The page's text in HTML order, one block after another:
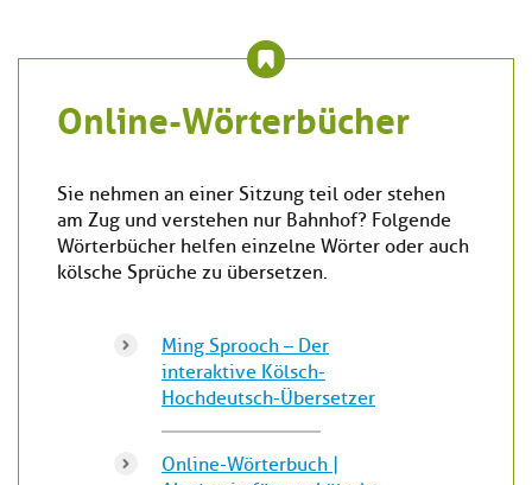
Online-Wörterbücher
Sie nehmen an einer Sitzung teil oder stehen
am Zug und verstehen nur Bahnhof? Folgende
Wörterbücher helfen einzelne Wörter oder auch
kölsche Sprüche zu übersetzen.
Ming Sprooch – Der
interaktive Kölsch-
Hochdeutsch-Übersetzer
Online-Wörterbuch |